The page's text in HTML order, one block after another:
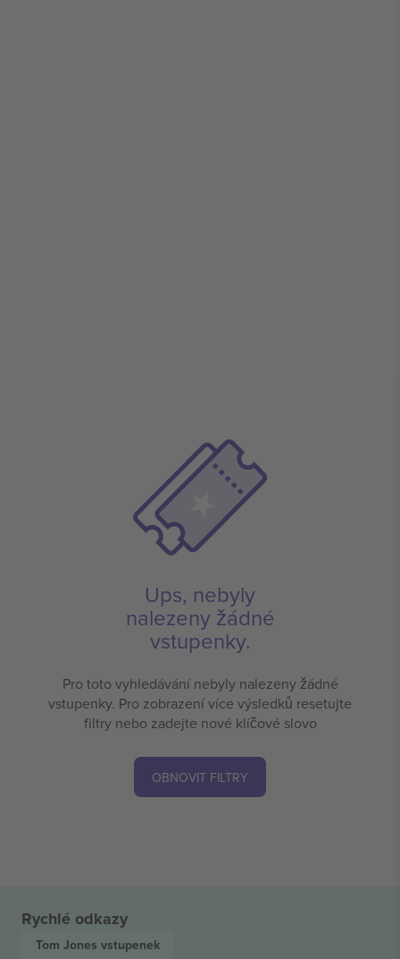
Ups, nebyly
nalezeny žádné
vstupenky.
Pro toto vyhledávání nebyly nalezeny žádné
vstupenky. Pro zobrazení více výsledků resetujte
filtry nebo zadejte nové klíčové slovo
OBNOVIT FILTRY
Rychlé odkazy
Tom Jones vstupenek